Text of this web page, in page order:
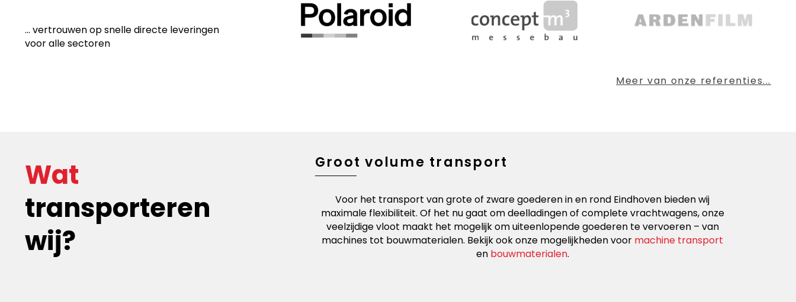
... vertrouwen op snelle directe leveringen
voor alle sectoren
Meer van onze referenties...
Wat
transporteren
wij?
uw pallets betrouwbaar vanuit Eindhoven door heel Europa. Als
Eindhovenleveren wij pallets direct af op elke bestemming in
op tijd en veilig. Ook voor
of Duitsland bieden wij maatwerkoplossingen.
Groot volume transport
Voor het transport van grote of zware goederen in en rond Eindhoven bieden wij
maximale flexibiliteit. Of het nu gaat om deelladingen of complete vrachtwagens, onze
veelzijdige vloot maakt het mogelijk om uiteenlopende goederen te vervoeren – van
machines tot bouwmaterialen. Bekijk ook onze mogelijkheden voor machine transport
en bouwmaterialen.